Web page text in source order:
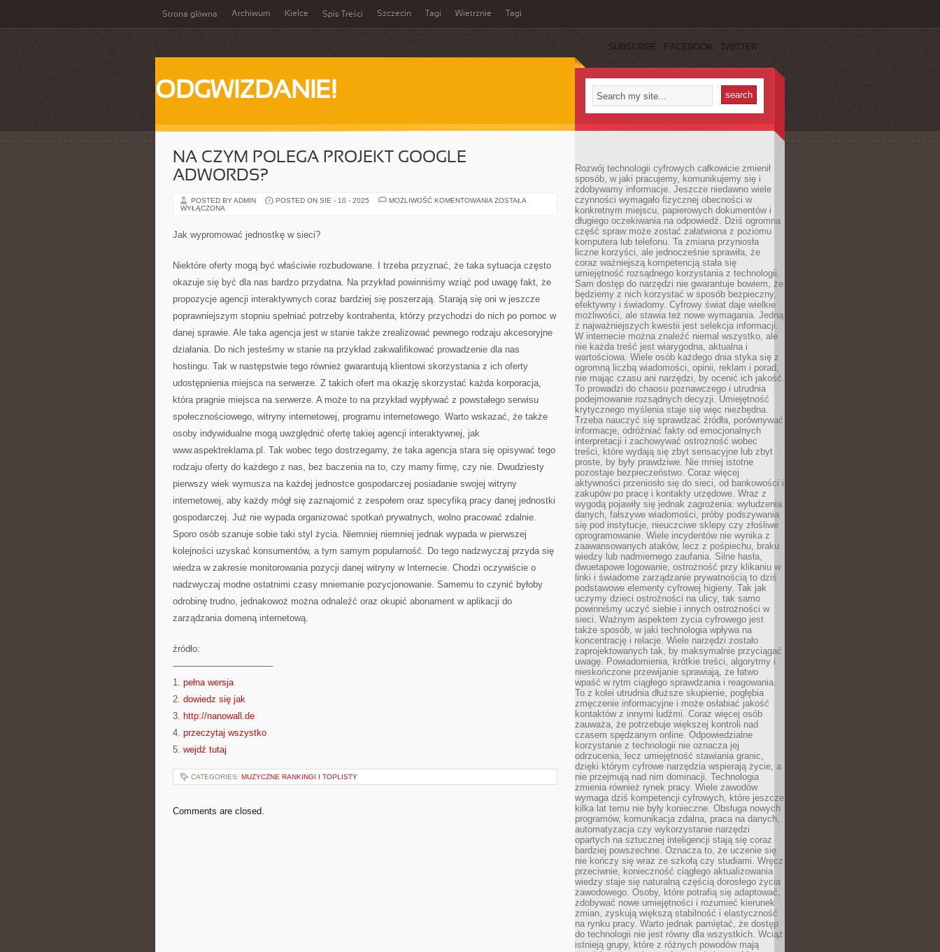
Strona główna Archiwum Kielce Spis Treści Szczecin Tagi Wietrznie Tagi
SUBSCRIBE FACEBOOK TWITTER
ODGWIZDANIE!
NA CZYM POLEGA PROJEKT GOOGLE
ADWORDS?
POSTED BY ADMIN POSTED ON SIE - 10 - 2025 MOŻLIWOŚĆ KOMENTOWANIA NA
ZOSTAŁA
WYŁĄCZONA
Jak wypromować jednostkę w sieci?
Niektóre oferty mogą być właściwie rozbudowane. I trzeba przyznać, że taka sytuacja często
okazuje się być dla nas bardzo przydatna. Na przykład powinniśmy wziąć pod uwagę fakt, że
propozycje agencji interaktywnych coraz bardziej się poszerzają. Starają się oni w jeszcze
poprawniejszym stopniu spełniać potrzeby kontrahenta, którzy przychodzi do nich po pomoc w
danej sprawie. Ale taka agencja jest w stanie także zrealizować pewnego rodzaju akcesoryjne
działania. Do nich jesteśmy w stanie na przykład zakwalifikować prowadzenie dla nas
hostingu. Tak w następstwie tego również gwarantują klientowi skorzystania z ich oferty
udostępnienia miejsca na serwerze. Z takich ofert ma okazję skorzystać każda korporacja,
która pragnie miejsca na serwerze. A może to na przykład wypływać z powstałego serwisu
społecznościowego, witryny internetowej, programu internetowego. Warto wskazać, że także
osoby indywidualne mogą uwzględnić ofertę takiej agencji interaktywnej, jak
www.aspektreklama.pl. Tak wobec tego dostrzegamy, że taka agencja stara się opisywać tego
rodzaju oferty do każdego z nas, bez baczenia na to, czy mamy firmę, czy nie. Dwudziesty
pierwszy wiek wymusza na każdej jednostce gospodarczej posiadanie swojej witryny
internetowej, aby każdy mógł się zaznajomić z zespołem oraz specyfiką pracy danej jednostki
gospodarczej. Już nie wypada organizować spotkań prywatnych, wolno pracować zdalnie.
Sporo osób szanuje sobie taki styl życia. Niemniej niemniej jednak wypada w pierwszej
kolejności uzyskać konsumentów, a tym samym popularność. Do tego nadzwyczaj przyda się
wiedza w zakresie monitorowania pozycji danej witryny w Internecie. Chodzi oczywiście o
nadzwyczaj modne ostatnimi czasy mniemanie pozycjonowanie. Samemu to czynić byłoby
odrobinę trudno, jednakowoż można odnaleźć oraz okupić abonament w aplikacji do
zarządzania domeną internetową.
źródło:
———————————
1. pełna wersja
2. dowiedz się jak
3. http://nanowall.de
4. przeczytaj wszystko
5. wejdź tutaj
CATEGORIES: MUZYCZNE RANKINGI I TOPLISTY
Comments are closed.
Rozwój technologii cyfrowych całkowicie zmienił
sposób, w jaki pracujemy, komunikujemy się i
zdobywamy informacje. Jeszcze niedawno wiele
czynności wymagało fizycznej obecności w
konkretnym miejscu, papierowych dokumentów i
długiego oczekiwania na odpowiedź. Dziś ogromna
część spraw może zostać załatwiona z poziomu
komputera lub telefonu. Ta zmiana przyniosła
liczne korzyści, ale jednocześnie sprawiła, że
coraz ważniejszą kompetencją stała się
umiejętność rozsądnego korzystania z technologii.
Sam dostęp do narzędzi nie gwarantuje bowiem, że
będziemy z nich korzystać w sposób bezpieczny,
efektywny i świadomy. Cyfrowy świat daje wielkie
możliwości, ale stawia też nowe wymagania. Jedną
z najważniejszych kwestii jest selekcja informacji.
W internecie można znaleźć niemal wszystko, ale
nie każda treść jest wiarygodna, aktualna i
wartościowa. Wiele osób każdego dnia styka się z
ogromną liczbą wiadomości, opinii, reklam i porad,
nie mając czasu ani narzędzi, by ocenić ich jakość.
To prowadzi do chaosu poznawczego i utrudnia
podejmowanie rozsądnych decyzji. Umiejętność
krytycznego myślenia staje się więc niezbędna.
Trzeba nauczyć się sprawdzać źródła, porównywać
informacje, odróżniać fakty od emocjonalnych
interpretacji i zachowywać ostrożność wobec
treści, które wydają się zbyt sensacyjne lub zbyt
proste, by były prawdziwe. Nie mniej istotne
pozostaje bezpieczeństwo. Coraz więcej
aktywności przeniosło się do sieci, od bankowości i
zakupów po pracę i kontakty urzędowe. Wraz z
wygodą pojawiły się jednak zagrożenia: wyłudzenia
danych, fałszywe wiadomości, próby podszywania
się pod instytucje, nieuczciwe sklepy czy złośliwe
oprogramowanie. Wiele incydentów nie wynika z
zaawansowanych ataków, lecz z pośpiechu, braku
wiedzy lub nadmiernego zaufania. Silne hasła,
dwuetapowe logowanie, ostrożność przy klikaniu w
linki i świadome zarządzanie prywatnością to dziś
podstawowe elementy cyfrowej higieny. Tak jak
uczymy dzieci ostrożności na ulicy, tak samo
powinniśmy uczyć siebie i innych ostrożności w
sieci. Ważnym aspektem życia cyfrowego jest
także sposób, w jaki technologia wpływa na
koncentrację i relacje. Wiele narzędzi zostało
zaprojektowanych tak, by maksymalnie przyciągać
uwagę. Powiadomienia, krótkie treści, algorytmy i
nieskończone przewijanie sprawiają, że łatwo
wpaść w rytm ciągłego sprawdzania i reagowania.
To z kolei utrudnia dłuższe skupienie, pogłębia
zmęczenie informacyjne i może osłabiać jakość
kontaktów z innymi ludźmi. Coraz więcej osób
zauważa, że potrzebuje większej kontroli nad
czasem spędzanym online. Odpowiedzialne
korzystanie z technologii nie oznacza jej
odrzucenia, lecz umiejętność stawiania granic,
dzięki którym cyfrowe narzędzia wspierają życie, a
nie przejmują nad nim dominacji. Technologia
zmienia również rynek pracy. Wiele zawodów
wymaga dziś kompetencji cyfrowych, które jeszcze
kilka lat temu nie były konieczne. Obsługa nowych
programów, komunikacja zdalna, praca na danych,
automatyzacja czy wykorzystanie narzędzi
opartych na sztucznej inteligencji stają się coraz
bardziej powszechne. Oznacza to, że uczenie się
nie kończy się wraz ze szkołą czy studiami. Wręcz
przeciwnie, konieczność ciągłego aktualizowania
wiedzy staje się naturalną częścią dorosłego życia
zawodowego. Osoby, które potrafią się adaptować,
zdobywać nowe umiejętności i rozumieć kierunek
zmian, zyskują większą stabilność i elastyczność
na rynku pracy. Warto jednak pamiętać, że dostęp
do technologii nie jest równy dla wszystkich. Wciąż
istnieją grupy, które z różnych powodów mają